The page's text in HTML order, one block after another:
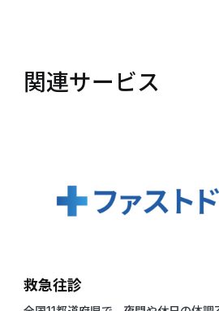
関連サービス
救急往診